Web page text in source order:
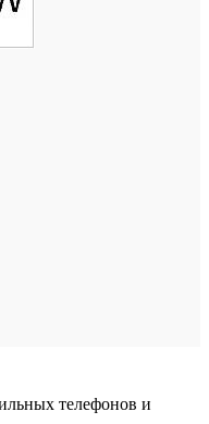
телефонов и